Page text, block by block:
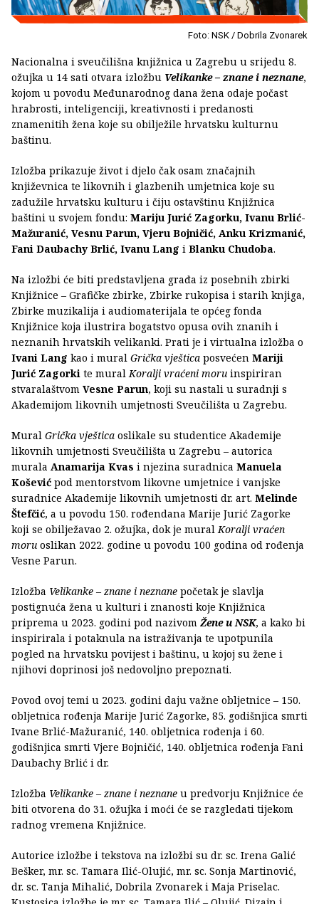
Foto: NSK / Dobrila Zvonarek
Nacionalna i sveučilišna knjižnica u Zagrebu u srijedu 8.
ožujka u 14 sati otvara izložbu Velikanke – znane i neznane,
kojom u povodu Međunarodnog dana žena odaje počast
hrabrosti, inteligenciji, kreativnosti i predanosti
znamenitih žena koje su obilježile hrvatsku kulturnu
baštinu.
Izložba prikazuje život i djelo čak osam značajnih
književnica te likovnih i glazbenih umjetnica koje su
zadužile hrvatsku kulturu i čiju ostavštinu Knjižnica
baštini u svojem fondu: Mariju Jurić Zagorku, Ivanu Brlić-
Mažuranić, Vesnu Parun, Vjeru Bojničić, Anku Krizmanić,
Fani Daubachy Brlić, Ivanu Lang i Blanku Chudoba.
Na izložbi će biti predstavljena građa iz posebnih zbirki
Knjižnice – Grafičke zbirke, Zbirke rukopisa i starih knjiga,
Zbirke muzikalija i audiomaterijala te općeg fonda
Knjižnice koja ilustrira bogatstvo opusa ovih znanih i
neznanih hrvatskih velikanki. Prati je i virtualna izložba o
Ivani Lang kao i mural Grička vještica posvećen Mariji
Jurić Zagorki te mural Koralji vraćeni moru inspiriran
stvaralaštvom Vesne Parun, koji su nastali u suradnji s
Akademijom likovnih umjetnosti Sveučilišta u Zagrebu.
Mural Grička vještica oslikale su studentice Akademije
likovnih umjetnosti Sveučilišta u Zagrebu – autorica
murala Anamarija Kvas i njezina suradnica Manuela
Košević pod mentorstvom likovne umjetnice i vanjske
suradnice Akademije likovnih umjetnosti dr. art. Melinde
Štefčić, a u povodu 150. rođendana Marije Jurić Zagorke
koji se obilježavao 2. ožujka, dok je mural Koralji vraćen
moru oslikan 2022. godine u povodu 100 godina od rođenja
Vesne Parun.
Izložba Velikanke – znane i neznane početak je slavlja
postignuća žena u kulturi i znanosti koje Knjižnica
priprema u 2023. godini pod nazivom Žene u NSK, a kako bi
inspirirala i potaknula na istraživanja te upotpunila
pogled na hrvatsku povijest i baštinu, u kojoj su žene i
njihovi doprinosi još nedovoljno prepoznati.
Povod ovoj temi u 2023. godini daju važne obljetnice – 150.
obljetnica rođenja Marije Jurić Zagorke, 85. godišnjica smrti
Ivane Brlić-Mažuranić, 140. obljetnica rođenja i 60.
godišnjica smrti Vjere Bojničić, 140. obljetnica rođenja Fani
Daubachy Brlić i dr.
Izložba Velikanke – znane i neznane u predvorju Knjižnice će
biti otvorena do 31. ožujka i moći će se razgledati tijekom
radnog vremena Knjižnice.
Autorice izložbe i tekstova na izložbi su dr. sc. Irena Galić
Bešker, mr. sc. Tamara Ilić-Olujić, mr. sc. Sonja Martinović,
dr. sc. Tanja Mihalić, Dobrila Zvonarek i Maja Priselac.